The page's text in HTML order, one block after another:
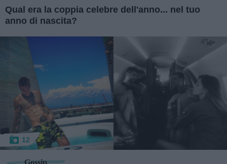
Qual era la coppia celebre dell'anno... nel tuo
anno di nascita?
12
Gossip